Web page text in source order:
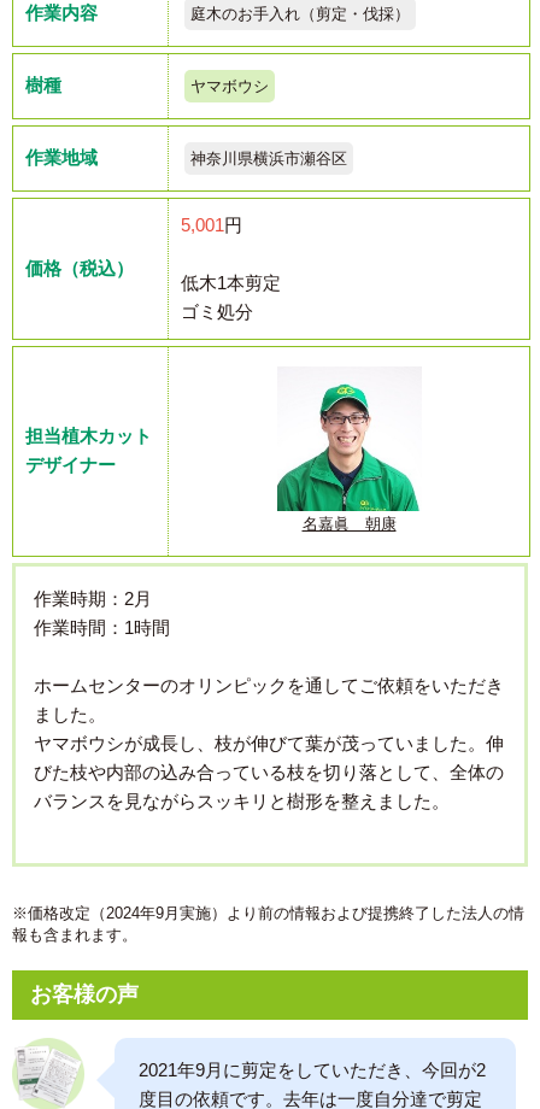
作業内容 庭木のお手入れ（剪定・伐採）
樹種 ヤマボウシ
作業地域 神奈川県横浜市瀬谷区
価格（税込）
5,001円
低木1本剪定
ゴミ処分
担当植木カット
デザイナー
名嘉眞 朝康
作業時期：2月
作業時間：1時間
ホームセンターのオリンピックを通してご依頼をいただき
ました。
ヤマボウシが成長し、枝が伸びて葉が茂っていました。伸
びた枝や内部の込み合っている枝を切り落として、全体の
バランスを見ながらスッキリと樹形を整えました。
※価格改定（2024年9月実施）より前の情報および提携終了した法人の情
報も含まれます。
お客様の声
2021年9月に剪定をしていただき、今回が2
度目の依頼です。去年は一度自分達で剪定